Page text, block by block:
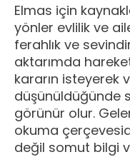
Elmas için
yönler evlilik ve
ferahlık ve
aktarımda
kararın isteyerek
düşünüldüğünde
görünür olur.
okuma
değil somut bilgi